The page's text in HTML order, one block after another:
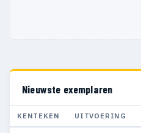
Nieuwste exemplaren
KENTEKEN UITVOERING